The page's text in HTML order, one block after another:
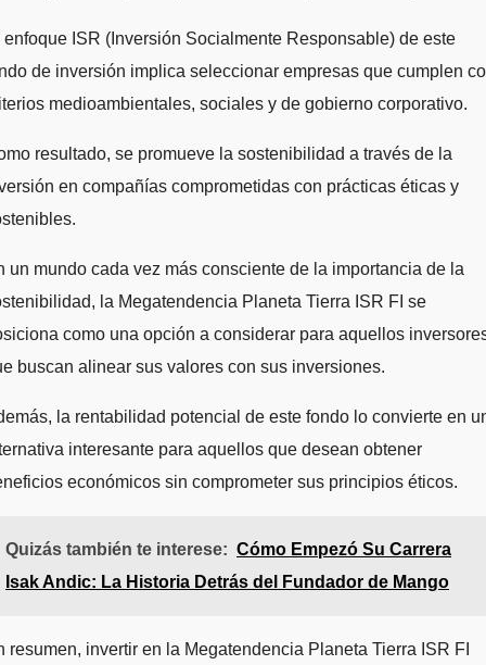
enfoque ISR (Inversión Socialmente Responsable) de este
de inversión implica seleccionar empresas que cumplen
medioambientales, sociales y de gobierno corporativo.
resultado, se promueve la sostenibilidad a través de la
en compañías comprometidas con prácticas éticas y
un mundo cada vez más consciente de la importancia de la
la Megatendencia Planeta Tierra ISR FI se
como una opción a considerar para aquellos
buscan alinear sus valores con sus inversiones.
la rentabilidad potencial de este fondo lo convierte en
interesante para aquellos que desean obtener
económicos sin comprometer sus principios éticos.
Quizás también te interese: Cómo Empezó Su Carrera
Isak Andic: La Historia Detrás del Fundador de Mango
resumen, invertir en la Megatendencia Planeta Tierra ISR FI